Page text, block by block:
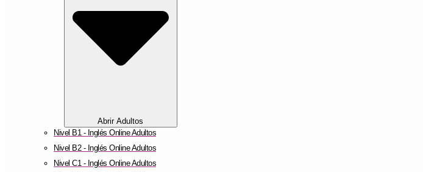
Abrir Adultos
Nivel B1 - Inglés Online Adultos
Nivel B2 - Inglés Online Adultos
Nivel C1 - Inglés Online Adultos